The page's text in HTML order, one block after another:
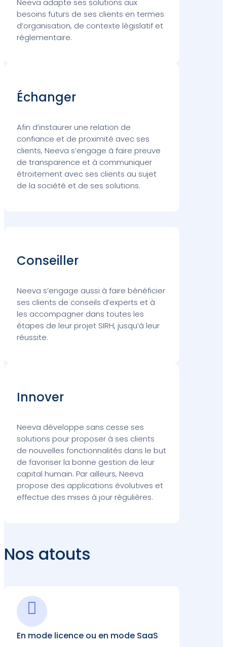
Neeva adapte ses solutions aux
besoins futurs de ses clients en termes
d’organisation, de contexte législatif et
réglementaire.
Échanger
Afin d’instaurer une relation de
confiance et de proximité avec ses
clients, Neeva s’engage à faire preuve
de transparence et à communiquer
étroitement avec ses clients au sujet
de la société et de ses solutions.
Conseiller
Neeva s’engage aussi à faire bénéficier
ses clients de conseils d’experts et à
les accompagner dans toutes les
étapes de leur projet SIRH, jusqu’à leur
réussite.
Innover
Neeva développe sans cesse ses
solutions pour proposer à ses clients
de nouvelles fonctionnalités dans le but
de favoriser la bonne gestion de leur
capital humain. Par ailleurs, Neeva
propose des applications évolutives et
effectue des mises à jour régulières.
Nos atouts

En mode licence ou en mode SaaS